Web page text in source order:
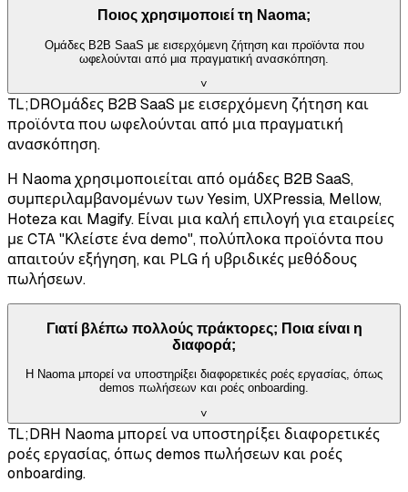
Ποιος χρησιμοποιεί τη Naoma;
Ομάδες B2B SaaS με εισερχόμενη ζήτηση και προϊόντα που
ωφελούνται από μια πραγματική ανασκόπηση.
˅
TL;DRΟμάδες B2B SaaS με εισερχόμενη ζήτηση και
προϊόντα που ωφελούνται από μια πραγματική
ανασκόπηση.
Η Naoma χρησιμοποιείται από ομάδες B2B SaaS,
συμπεριλαμβανομένων των Yesim, UXPressia, Mellow,
Hoteza και Magify. Είναι μια καλή επιλογή για εταιρείες
με CTA "Κλείστε ένα demo", πολύπλοκα προϊόντα που
απαιτούν εξήγηση, και PLG ή υβριδικές μεθόδους
πωλήσεων.
Γιατί βλέπω πολλούς πράκτορες; Ποια είναι η
διαφορά;
Η Naoma μπορεί να υποστηρίξει διαφορετικές ροές εργασίας, όπως
demos πωλήσεων και ροές onboarding.
˅
TL;DRΗ Naoma μπορεί να υποστηρίξει διαφορετικές
ροές εργασίας, όπως demos πωλήσεων και ροές
onboarding.